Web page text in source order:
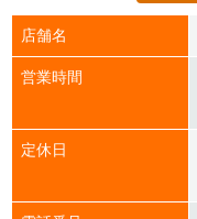
店舗名
営業時間
定休日